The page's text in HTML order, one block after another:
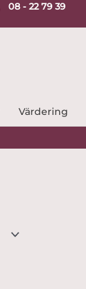
08 - 22 79 39
Värdering